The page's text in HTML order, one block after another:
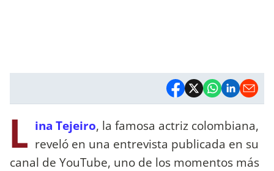
L ina Tejeiro, la famosa actriz colombiana,
reveló en una entrevista publicada en su
canal de YouTube, uno de los momentos más